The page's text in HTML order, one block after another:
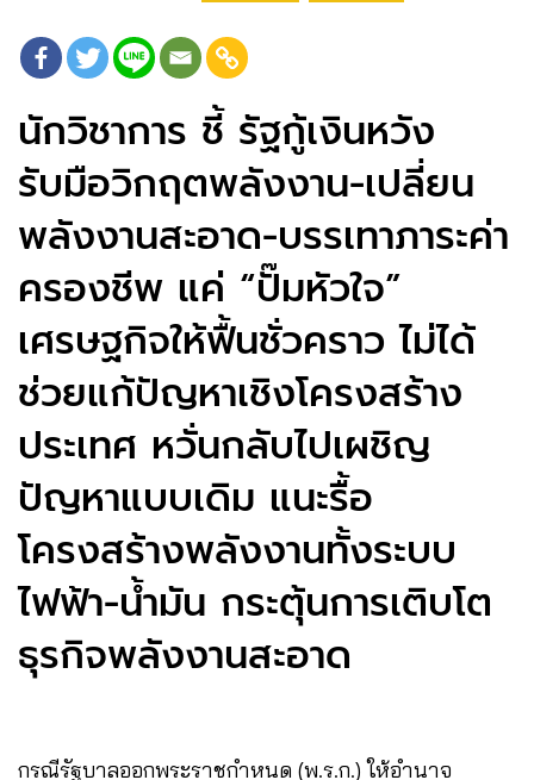
นักวิชาการ ชี้ รัฐกู้เงินหวัง
รับมือวิกฤตพลังงาน-เปลี่ยน
พลังงานสะอาด-บรรเทาภาระค่า
ครองชีพ แค่ “ปั๊มหัวใจ”
เศรษฐกิจให้ฟื้นชั่วคราว ไม่ได้
ช่วยแก้ปัญหาเชิงโครงสร้าง
ประเทศ หวั่นกลับไปเผชิญ
ปัญหาแบบเดิม แนะรื้อ
โครงสร้างพลังงานทั้งระบบ
ไฟฟ้า-น้ำมัน กระตุ้นการเติบโต
ธุรกิจพลังงานสะอาด
กรณีรัฐบาลออกพระราชกำหนด (พ.ร.ก.) ให้อำนาจ